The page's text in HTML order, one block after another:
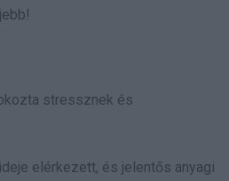
stressznek és
elérkezett, és jelentős anyagi